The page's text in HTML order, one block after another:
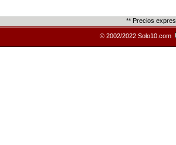
** Precios
© 2002/2022 Solo10.com